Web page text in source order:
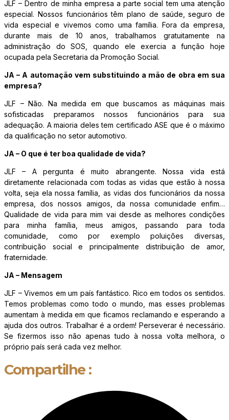
JLF – Dentro de minha empresa a parte social tem uma atenção
especial. Nossos funcionários têm plano de saúde, seguro de
vida especial e vivemos como uma família. Fora da empresa,
durante mais de 10 anos, trabalhamos gratuitamente na
administração do SOS, quando ele exercia a função hoje
ocupada pela Secretaria da Promoção Social.
JA – A automação vem substituindo a mão de obra em sua
empresa?
JLF – Não. Na medida em que buscamos as máquinas mais
sofisticadas preparamos nossos funcionários para sua
adequação. A maioria deles tem certificado ASE que é o máximo
da qualificação no setor automotivo.
JA – O que é ter boa qualidade de vida?
JLF – A pergunta é muito abrangente. Nossa vida está
diretamente relacionada com todas as vidas que estão à nossa
volta, seja ela nossa família, as vidas dos funcionários da nossa
empresa, dos nossos amigos, da nossa comunidade enfim…
Qualidade de vida para mim vai desde as melhores condições
para minha família, meus amigos, passando para toda
comunidade, como por exemplo poluições diversas,
contribuição social e principalmente distribuição de amor,
fraternidade.
JA – Mensagem
JLF – Vivemos em um país fantástico. Rico em todos os sentidos.
Temos problemas como todo o mundo, mas esses problemas
aumentam à medida em que ficamos reclamando e esperando a
ajuda dos outros. Trabalhar é a ordem! Perseverar é necessário.
Se fizermos isso não apenas tudo à nossa volta melhora, o
próprio país será cada vez melhor.
Compartilhe :